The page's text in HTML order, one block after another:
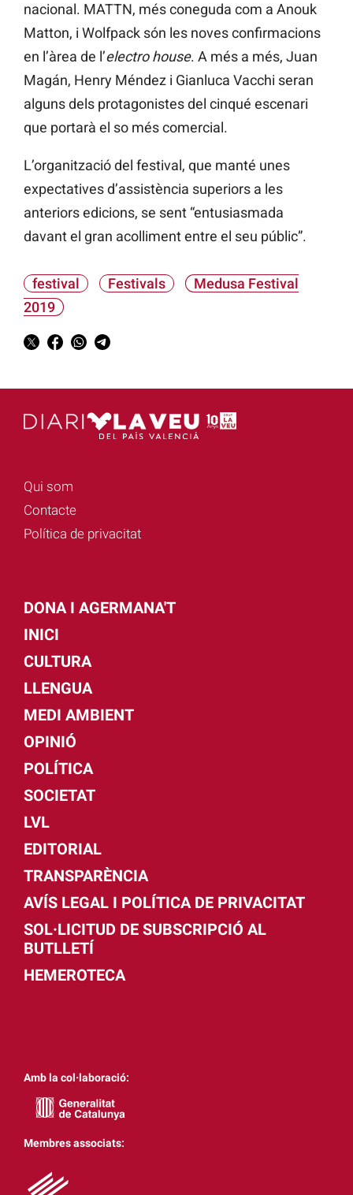
nacional. MATTN, més coneguda com a Anouk
Matton, i Wolfpack són les noves confirmacions
en l’àrea de l’electro house. A més a més, Juan
Magán, Henry Méndez i Gianluca Vacchi seran
alguns dels protagonistes del cinqué escenari
que portarà el so més comercial.
L’organització del festival, que manté unes
expectatives d’assistència superiors a les
anteriors edicions, se sent “entusiasmada
davant el gran acolliment entre el seu públic”.
festival Festivals
Medusa Festival
2019
Qui som
Contacte
Política de privacitat
DONA I AGERMANA'T
INICI
CULTURA
LLENGUA
MEDI AMBIENT
OPINIÓ
POLÍTICA
SOCIETAT
LVL
EDITORIAL
TRANSPARÈNCIA
AVÍS LEGAL I POLÍTICA DE PRIVACITAT
SOL·LICITUD DE SUBSCRIPCIÓ AL
BUTLLETÍ
HEMEROTECA
Amb la col·laboració:
Membres associats: